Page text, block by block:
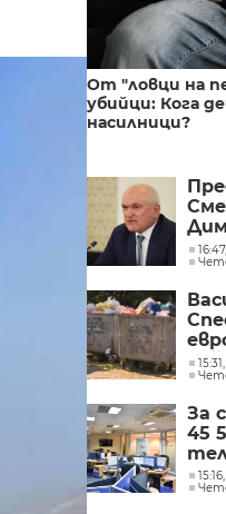
От "ловци на
убийци: Кога
насилници?
За
45